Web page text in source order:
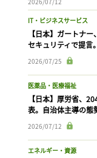
IT・ビジネスサービス
【日本】ガートナ
セキュリティで提言
2026/07/25
医薬品・医療福祉
【日本】厚労省、
表。自治体主導の態
2026/07/12
エネルギー・資源